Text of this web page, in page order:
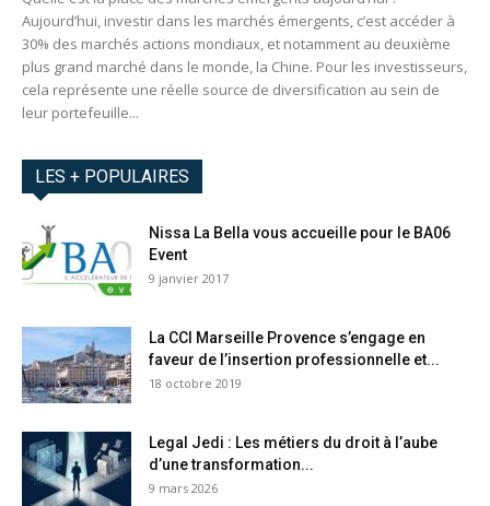
Aujourd’hui, investir dans les marchés émergents, c’est accéder à
30% des marchés actions mondiaux, et notamment au deuxième
plus grand marché dans le monde, la Chine. Pour les investisseurs,
cela représente une réelle source de diversification au sein de
leur portefeuille...
LES + POPULAIRES
Nissa La Bella vous accueille pour le BA06
Event
9 janvier 2017
La CCI Marseille Provence s’engage en
faveur de l’insertion professionnelle et...
18 octobre 2019
Legal Jedi : Les métiers du droit à l’aube
d’une transformation...
9 mars 2026